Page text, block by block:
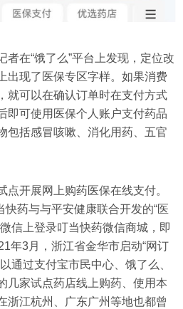
者在“饿了么”平台上发现，定位改
出现了医保专区字样。如果消费
就可以在确认订单时在支付方式
即可使用医保个人账户支付药品
包括感冒咳嗽、消化用药、五官
点开展网上购药医保在线支付。
药与与平安健康联合开发的“医
信上登录叮当快药微信商城，即
年3月，浙江省金华市启动“网订
通过支付宝市民中心、饿了么、
几家试点药店线上购药、使用本
浙江杭州、广东广州等地也都曾